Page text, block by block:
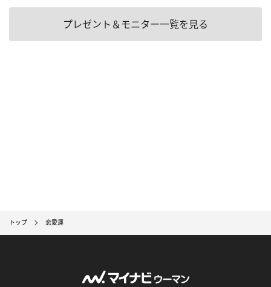
プレゼント＆モニター一覧を見る
トップ 恋愛運